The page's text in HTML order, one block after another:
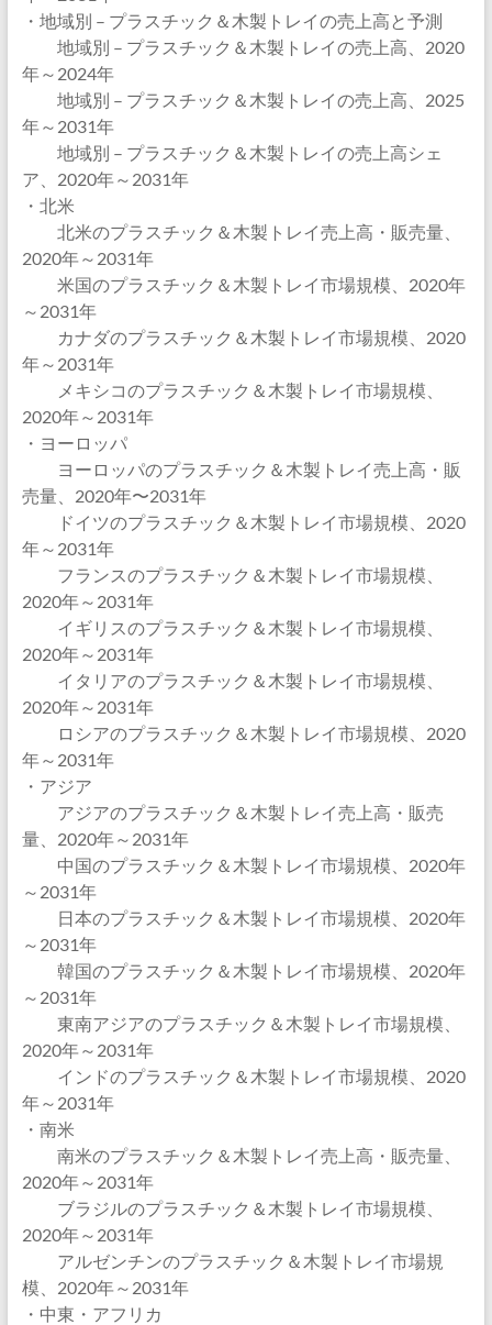
・地域別 – プラスチック＆木製トレイの売上高と予測
地域別 – プラスチック＆木製トレイの売上高、2020
年～2024年
地域別 – プラスチック＆木製トレイの売上高、2025
年～2031年
地域別 – プラスチック＆木製トレイの売上高シェ
ア、2020年～2031年
・北米
北米のプラスチック＆木製トレイ売上高・販売量、
2020年～2031年
米国のプラスチック＆木製トレイ市場規模、2020年
～2031年
カナダのプラスチック＆木製トレイ市場規模、2020
年～2031年
メキシコのプラスチック＆木製トレイ市場規模、
2020年～2031年
・ヨーロッパ
ヨーロッパのプラスチック＆木製トレイ売上高・販
売量、2020年〜2031年
ドイツのプラスチック＆木製トレイ市場規模、2020
年～2031年
フランスのプラスチック＆木製トレイ市場規模、
2020年～2031年
イギリスのプラスチック＆木製トレイ市場規模、
2020年～2031年
イタリアのプラスチック＆木製トレイ市場規模、
2020年～2031年
ロシアのプラスチック＆木製トレイ市場規模、2020
年～2031年
・アジア
アジアのプラスチック＆木製トレイ売上高・販売
量、2020年～2031年
中国のプラスチック＆木製トレイ市場規模、2020年
～2031年
日本のプラスチック＆木製トレイ市場規模、2020年
～2031年
韓国のプラスチック＆木製トレイ市場規模、2020年
～2031年
東南アジアのプラスチック＆木製トレイ市場規模、
2020年～2031年
インドのプラスチック＆木製トレイ市場規模、2020
年～2031年
・南米
南米のプラスチック＆木製トレイ売上高・販売量、
2020年～2031年
ブラジルのプラスチック＆木製トレイ市場規模、
2020年～2031年
アルゼンチンのプラスチック＆木製トレイ市場規
模、2020年～2031年
・中東・アフリカ